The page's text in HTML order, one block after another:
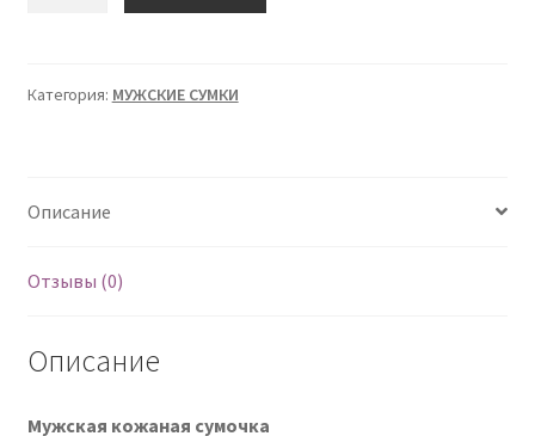
кожаные
Категория: МУЖСКИЕ СУМКИ
Описание
Отзывы (0)
Описание
Мужская кожаная сумочка